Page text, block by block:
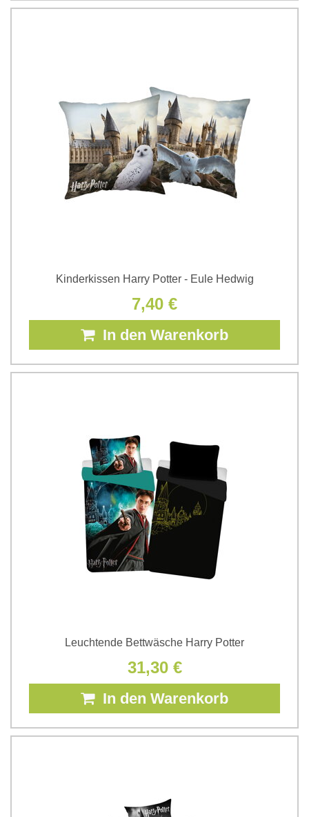
Kinderkissen Harry Potter - Eule Hedwig
7,40 €
In den Warenkorb
Leuchtende Bettwäsche Harry Potter
31,30 €
In den Warenkorb